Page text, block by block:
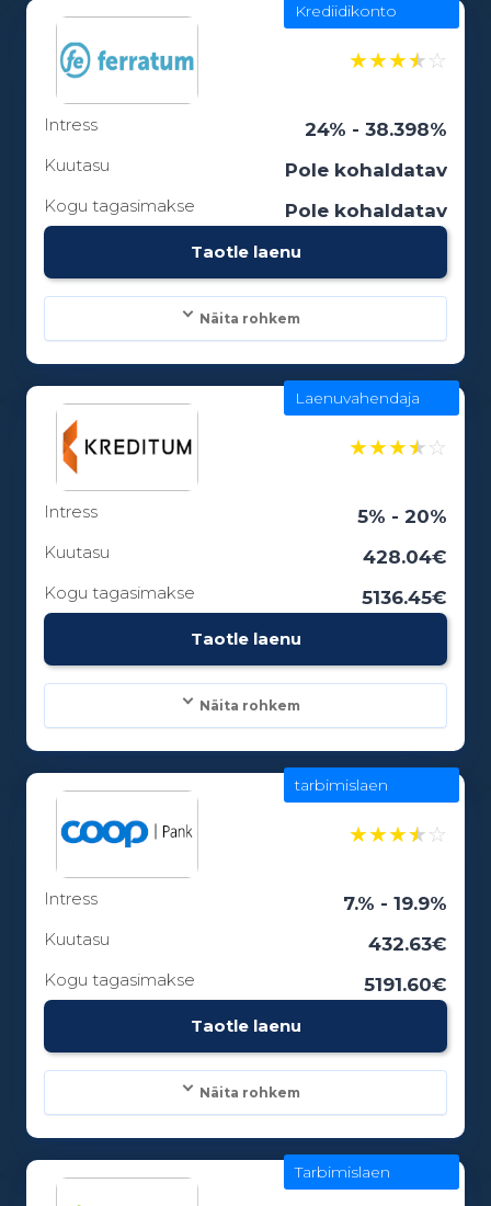
★★★★☆
Intress 24% - 38.398%
Kuutasu Pole kohaldatav
Kogu tagasimakse Pole kohaldatav
Taotle laenu
Krediidikonto
Näita rohkem
100 - 5000€
Laenuperiood:
★★★★☆
Intress 5% - 20%
Kuutasu 428.04€
Kogu tagasimakse 5136.45€
Taotle laenu
Laenuvahendaja
Näita rohkem
Laenuperiood:
★★★★☆
Intress 7.% - 19.9%
Kuutasu 432.63€
Kogu tagasimakse 5191.60€
Taotle laenu
tarbimislaen
Näita rohkem
Tarbimislaen